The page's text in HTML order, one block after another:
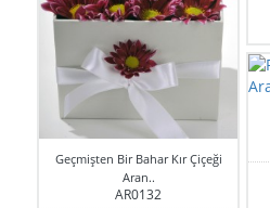
Geçmişten Bir Bahar Kır Çiçeği
Aran..
AR0132